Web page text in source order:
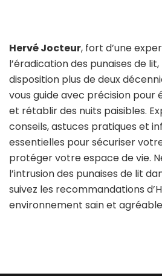
Hervé Jocteur, fort d’une
l’éradication des punaises de
disposition plus de deux
vous guide avec précision pour
et rétablir des nuits paisibles.
conseils, astuces pratiques et
essentielles pour sécuriser
protéger votre espace de vie.
l’intrusion des punaises de lit
suivez les recommandations
environnement sain et